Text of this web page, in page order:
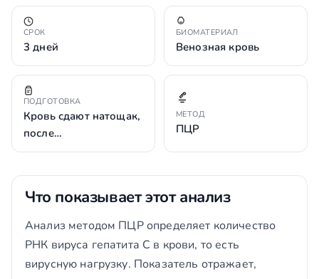
СРОК
3 дней
БИОМАТЕРИАЛ
Венозная кровь
ПОДГОТОВКА
Кровь сдают натощак,
после…
МЕТОД
ПЦР
Что показывает этот анализ
Анализ методом ПЦР определяет количество
РНК вируса гепатита С в крови, то есть
вирусную нагрузку. Показатель отражает,